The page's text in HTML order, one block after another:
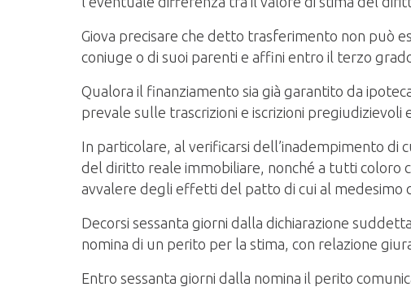
Giova precisare che detto trasferimento non può
coniuge o di suoi parenti e affini entro il terzo
Qualora il finanziamento sia già garantito da
prevale sulle trascrizioni e iscrizioni pregiudizievoli
In particolare, al verificarsi dell’inadempimento di
del diritto reale immobiliare, nonché a tutti coloro
avvalere degli effetti del patto di cui al medesimo
Decorsi sessanta giorni dalla dichiarazione
nomina di un perito per la stima, con relazione
Entro sessanta giorni dalla nomina il perito